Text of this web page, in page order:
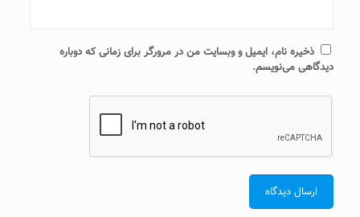
ذخیره نام، ایمیل و وبسایت من در مرورگر برای زمانی که دوباره
دیدگاهی می‌نویسم.